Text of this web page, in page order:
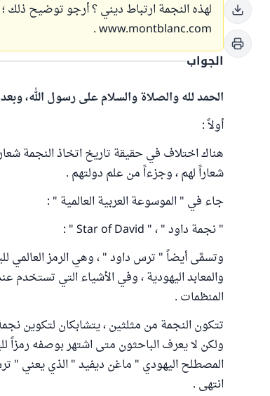
لهذه النجمة ارتباط ديني ؟ أرجو توضيح ذلك
www.montblanc.com .
الجواب
الحمد لله والصلاة والسلام على رسول الله،
أولاً :
هناك اختلاف في حقيقة تاريخ اتخاذ النجمة
شعاراً لهم ، وجزءاً من علم دولتهم .
جاء في " الموسوعة العربية العالمية " :
" نجمة داود " ، " Star of David " :
وتسمَّى أيضاً " ترس داود " ، وهي الرمز العالمي
والمعابد اليهودية ، وفي الأشياء التي
المنظمات .
تتكون النجمة من مثلثين ، يتشابكان لتكوين
المصطلح اليهودي " ماغن ديفيد " الذي يعني "
انتهى .